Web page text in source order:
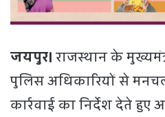
जयपुर।राजस्थान के
पुलिस अधिकारियों से
कार्रवाई का निर्देश देते